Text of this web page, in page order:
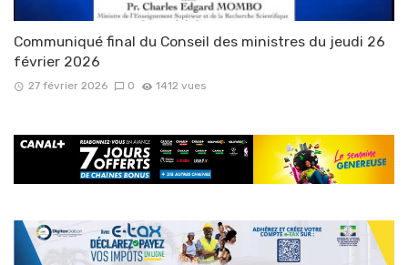
Communiqué final du Conseil des ministres du jeudi 26
février 2026
27 février 2026 0 1412 vues